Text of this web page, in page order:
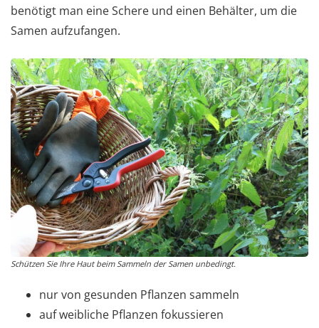
benötigt man eine Schere und einen Behälter, um die
Samen aufzufangen.
Schützen Sie Ihre Haut beim Sammeln der Samen unbedingt.
nur von gesunden Pflanzen sammeln
auf weibliche Pflanzen fokussieren